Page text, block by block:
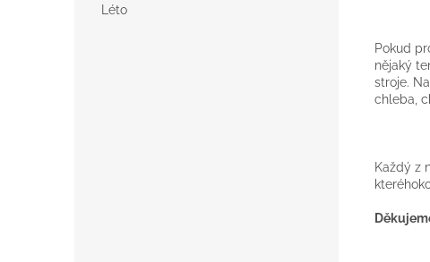
Léto
Pokud
nějaký
stroje.
chleba,
Každý z